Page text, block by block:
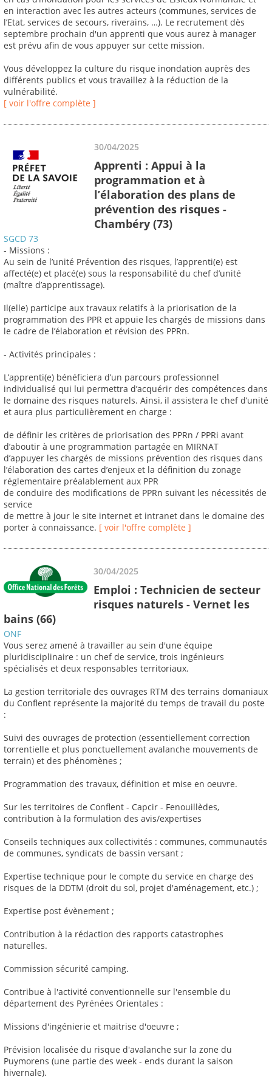
en interaction avec les autres acteurs (communes, services de
l’Etat, services de secours, riverains, …). Le recrutement dès
septembre prochain d'un apprenti que vous aurez à manager
est prévu afin de vous appuyer sur cette mission.
Vous développez la culture du risque inondation auprès des
différents publics et vous travaillez à la réduction de la
vulnérabilité.
[ voir l'offre complète ]
30/04/2025
Apprenti : Appui à la
programmation et à
l’élaboration des plans de
prévention des risques -
Chambéry (73)
SGCD 73
- Missions :
Au sein de l’unité Prévention des risques, l’apprenti(e) est
affecté(e) et placé(e) sous la responsabilité du chef d’unité
(maître d’apprentissage).
Il(elle) participe aux travaux relatifs à la priorisation de la
programmation des PPR et appuie les chargés de missions dans
le cadre de l’élaboration et révision des PPRn.
- Activités principales :
L’apprenti(e) bénéficiera d’un parcours professionnel
individualisé qui lui permettra d’acquérir des compétences dans
le domaine des risques naturels. Ainsi, il assistera le chef d’unité
et aura plus particulièrement en charge :
de définir les critères de priorisation des PPRn / PPRi avant
d’aboutir à une programmation partagée en MIRNAT
d’appuyer les chargés de missions prévention des risques dans
l’élaboration des cartes d’enjeux et la définition du zonage
réglementaire préalablement aux PPR
de conduire des modifications de PPRn suivant les nécessités de
service
de mettre à jour le site internet et intranet dans le domaine des
porter à connaissance. [ voir l'offre complète ]
30/04/2025
Emploi : Technicien de secteur
risques naturels - Vernet les
bains (66)
ONF
Vous serez amené à travailler au sein d'une équipe
pluridisciplinaire : un chef de service, trois ingénieurs
spécialisés et deux responsables territoriaux.
La gestion territoriale des ouvrages RTM des terrains domaniaux
du Conflent représente la majorité du temps de travail du poste
:
Suivi des ouvrages de protection (essentiellement correction
torrentielle et plus ponctuellement avalanche mouvements de
terrain) et des phénomènes ;
Programmation des travaux, définition et mise en oeuvre.
Sur les territoires de Conflent - Capcir - Fenouillèdes,
contribution à la formulation des avis/expertises
Conseils techniques aux collectivités : communes, communautés
de communes, syndicats de bassin versant ;
Expertise technique pour le compte du service en charge des
risques de la DDTM (droit du sol, projet d'aménagement, etc.) ;
Expertise post évènement ;
Contribution à la rédaction des rapports catastrophes
naturelles.
Commission sécurité camping.
Contribue à l'activité conventionnelle sur l'ensemble du
département des Pyrénées Orientales :
Missions d'ingénierie et maitrise d'oeuvre ;
Prévision localisée du risque d'avalanche sur la zone du
Puymorens (une partie des week - ends durant la saison
hivernale).